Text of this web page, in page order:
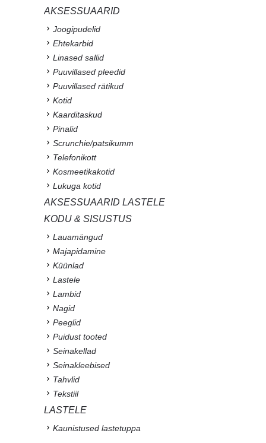
AKSESSUAARID
Joogipudelid
Ehtekarbid
Linased sallid
Puuvillased pleedid
Puuvillased rätikud
Kotid
Kaarditaskud
Pinalid
Scrunchie/patsikumm
Telefonikott
Kosmeetikakotid
Lukuga kotid
AKSESSUAARID LASTELE
KODU & SISUSTUS
Lauamängud
Majapidamine
Küünlad
Lastele
Lambid
Nagid
Peeglid
Puidust tooted
Seinakellad
Seinakleebised
Tahvlid
Tekstiil
LASTELE
Kaunistused lastetuppa